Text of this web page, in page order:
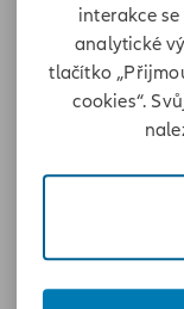
Domácí větrné
místo toho, aby
ventilátor –
Když vítr fouká,
otáčení otáčí
který přeměňuje
interakce
analytické
tlačítko
cookies“.